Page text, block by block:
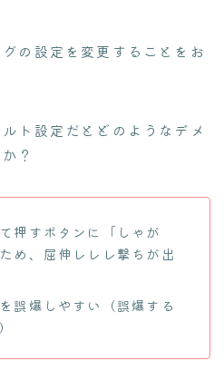
の設定を変更することをお
ト設定だとどのようなデメ
？
押すボタンに「しゃが
め、屈伸レレレ撃ちが出
誤爆しやすい（誤爆する